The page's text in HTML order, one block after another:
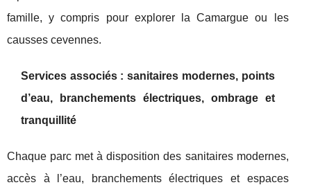
famille, y compris pour explorer la Camargue ou les
causses cevennes.
Services associés : sanitaires modernes, points
d’eau, branchements électriques, ombrage et
tranquillité
Chaque parc met à disposition des sanitaires modernes,
accès à l’eau, branchements électriques et espaces